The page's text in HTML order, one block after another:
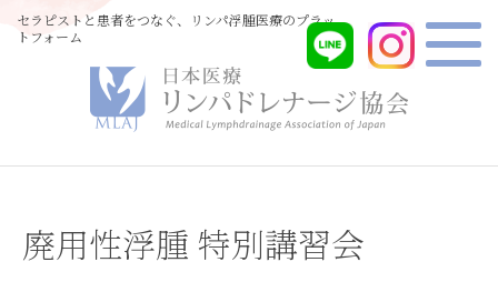
セラピストと患者をつなぐ、リンパ浮腫医療のプラッ
トフォーム
廃用性浮腫 特別講習会